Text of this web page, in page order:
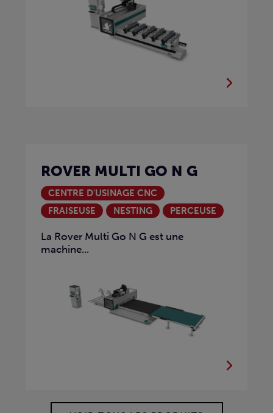
ROVER MULTI GO N G
CENTRE D'USINAGE CNC
FRAISEUSE
NESTING PERCEUSE
La Rover Multi Go N G est une
machine...